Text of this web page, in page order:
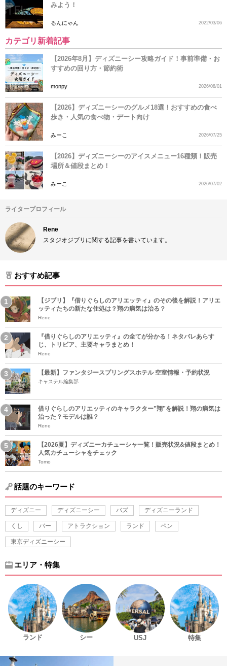
みよう！
るんにゃん 2022/03/06
カテゴリ新着記事
【2026年8月】ディズニーシー攻略ガイド！事前準備・お
すすめの回り方・節約術
monpy 2026/08/01
【2026】ディズニーシーのグルメ18選！おすすめの食べ
歩き・人気の食べ物・デート向け
みーこ 2026/07/25
【2026】ディズニーシーのアイスメニュー16種類！販売
場所＆値段まとめ！
みーこ 2026/07/02
ライタープロフィール
Rene
スタジオジブリに関する記事を書いています。
おすすめ記事
【ジブリ】『借りぐらしのアリエッティ』のその後を解説！アリエ
ッティたちの新たな住処は？翔の病気は治る？
Rene
『借りぐらしのアリエッティ』の全てが分かる！ネタバレあらす
じ、トリビア、主要キャラまとめ！
Rene
【最新】ファンタジースプリングスホテル 空室情報・予約状況
キャステル編集部
借りぐらしのアリエッティのキャラクター”翔”を解説！翔の病気は
治った？モデルは誰？
Rene
【2026夏】ディズニーカチューシャ一覧！販売状況&値段まとめ！
人気カチューシャをチェック
Tomo
話題のキーワード
ディズニー ディズニーシー バズ ディズニーランド
くし バー アトラクション ランド ペン
東京ディズニーシー
エリア・特集
ランド シー USJ 特集